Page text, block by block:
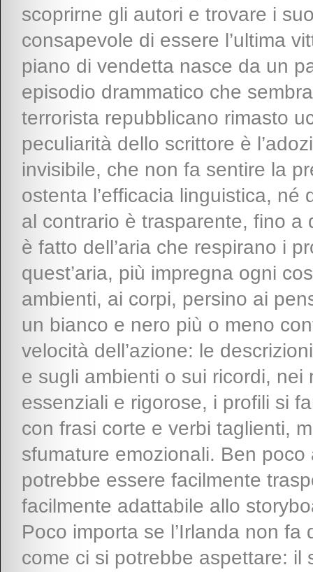
scoprirne gli autori e trovare i
consapevole di essere l’ultima
piano di vendetta nasce da un
episodio drammatico che
terrorista repubblicano rimasto
peculiarità dello scrittore è
invisibile, che non fa sentire la
ostenta l’efficacia linguistica,
al contrario è trasparente, fino a
è fatto dell’aria che respirano i
quest’aria, più impregna ogni
ambienti, ai corpi, persino ai
un bianco e nero più o meno
velocità dell’azione: le
e sugli ambienti o sui ricordi,
essenziali e rigorose, i profili si
con frasi corte e verbi taglienti,
sfumature emozionali. Ben
potrebbe essere facilmente
facilmente adattabile allo
Poco importa se l’Irlanda non
come ci si potrebbe aspettare: